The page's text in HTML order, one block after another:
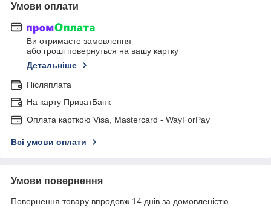
Умови оплати
Ви отримаєте замовлення
або гроші повернуться на вашу картку
Детальніше
Післяплата
На карту ПриватБанк
Оплата карткою Visa, Mastercard - WayForPay
Всі умови оплати
Умови повернення
Повернення товару впродовж 14 днів за домовленістю